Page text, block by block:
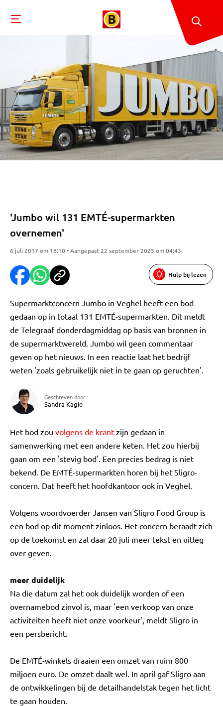
'Jumbo wil 131 EMTÉ-supermarkten
overnemen'
6 juli 2017 om 18:10 • Aangepast 22 september 2025 om 04:43
Hulp bij lezen
Supermarktconcern Jumbo in Veghel heeft een bod
gedaan op in totaal 131 EMTÉ-supermarkten. Dit meldt
de Telegraaf donderdagmiddag op basis van bronnen in
de supermarktwereld. Jumbo wil geen commentaar
geven op het nieuws. In een reactie laat het bedrijf
weten 'zoals gebruikelijk niet in te gaan op geruchten'.
Geschreven door
Sandra Kagie
Het bod zou volgens de krant zijn gedaan in
samenwerking met een andere keten. Het zou hierbij
gaan om een 'stevig bod'. Een precies bedrag is niet
bekend. De EMTÉ-supermarkten horen bij het Sligro-
concern. Dat heeft het hoofdkantoor ook in Veghel.
Volgens woordvoerder Jansen van Sligro Food Group is
een bod op dit moment zinloos. Het concern beraadt zich
op de toekomst en zal daar 20 juli meer tekst en uitleg
over geven.
meer duidelijk
Na die datum zal het ook duidelijk worden of een
overnamebod zinvol is, maar 'een verkoop van onze
activiteiten heeft niet onze voorkeur', meldt Sligro in
een persbericht.
De EMTÉ-winkels draaien een omzet van ruim 800
miljoen euro. De omzet daalt wel. In april gaf Sligro aan
de ontwikkelingen bij de detailhandelstak tegen het licht
te gaan houden.